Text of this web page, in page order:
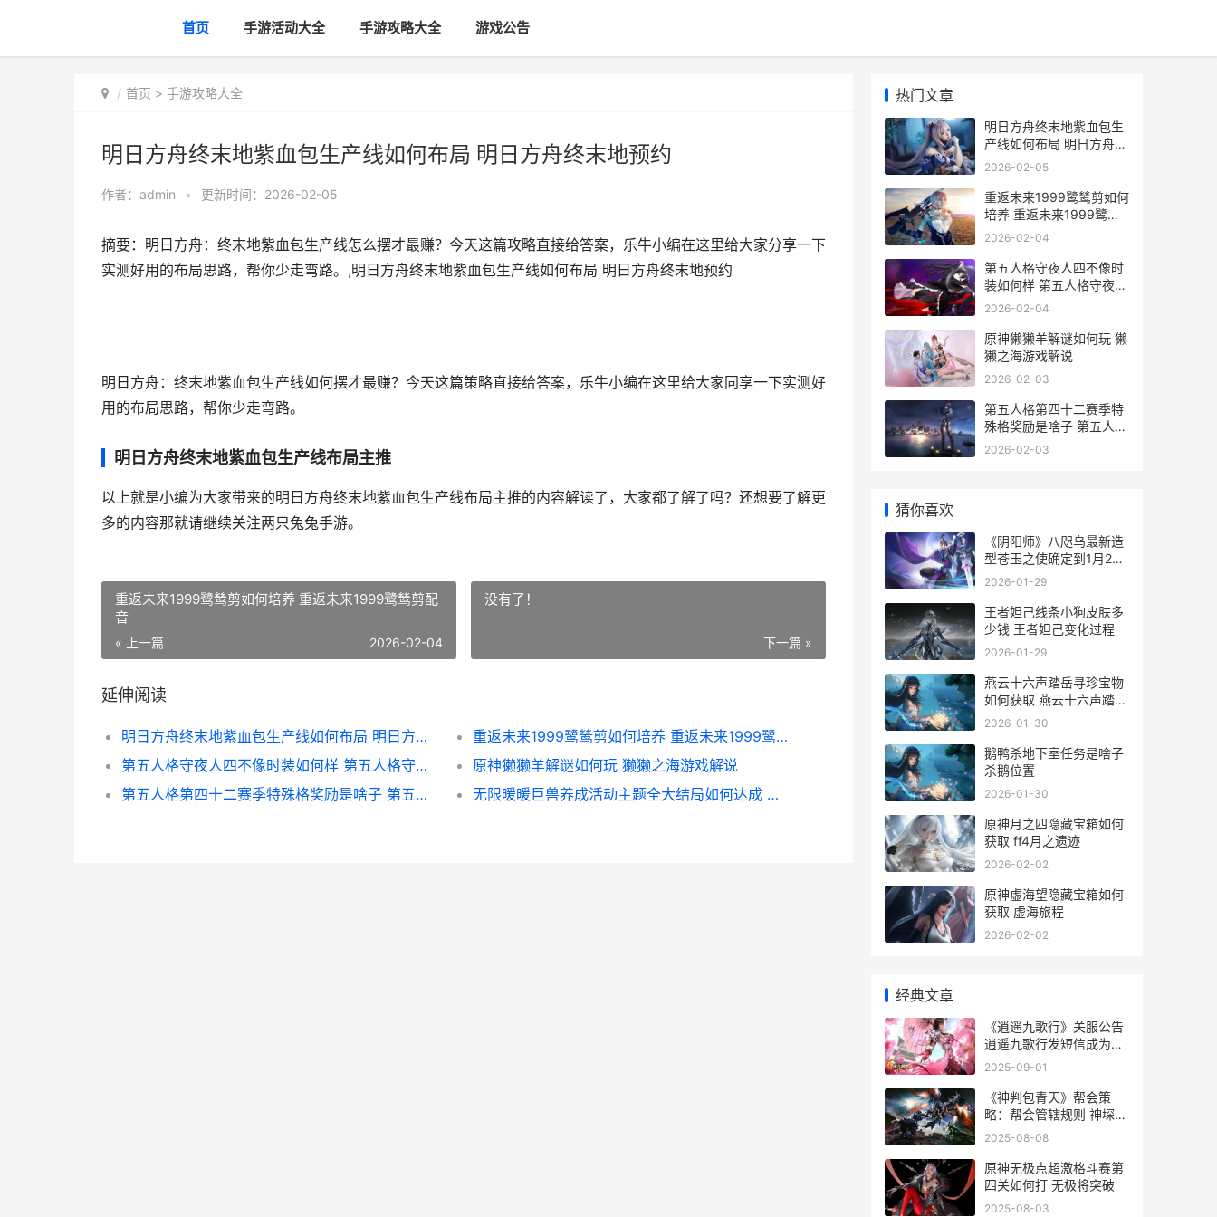
首页 手游活动大全 手游攻略大全 游戏公告
首页 > 手游攻略大全
明日方舟终末地紫血包生产线如何布局 明日方舟终末地预约
作者： admin • 更新时间：2026-02-05
摘要：明日方舟：终末地紫血包生产线怎么摆才最赚？今天这篇攻略直接给答案，乐牛小编在这里给大家分享一下
实测好用的布局思路，帮你少走弯路。,明日方舟终末地紫血包生产线如何布局 明日方舟终末地预约
明日方舟：终末地紫血包生产线如何摆才最赚？今天这篇策略直接给答案，乐牛小编在这里给大家同享一下实测好
用的布局思路，帮你少走弯路。
明日方舟终末地紫血包生产线布局主推
以上就是小编为大家带来的明日方舟终末地紫血包生产线布局主推的内容解读了，大家都了解了吗？还想要了解更
多的内容那就请继续关注两只兔兔手游。
重返未来1999鹭鸶剪如何培养 重返未来1999鹭鸶剪配
音
« 上一篇 2026-02-04
没有了！
下一篇 »
延伸阅读
明日方舟终末地紫血包生产线如何布局 明日方舟终末地预约
重返未来1999鹭鸶剪如何培养 重返未来1999鹭鸶剪配音
第五人格守夜人四不像时装如何样 第五人格守夜人是哪国人
原神獭獭羊解谜如何玩 獭獭之海游戏解说
第五人格第四十二赛季特殊格奖励是啥子 第五人格第四十赛季精华皮肤
无限暖暖巨兽养成活动主题全大结局如何达成 无限暖暖巨兽养成活动时间
热门文章
明日方舟终末地紫血包生
产线如何布局 明日方舟终
末地预约
2026-02-05
重返未来1999鹭鸶剪如何
培养 重返未来1999鹭鸶
剪配音
2026-02-04
第五人格守夜人四不像时
装如何样 第五人格守夜人
是哪国人
2026-02-04
原神獭獭羊解谜如何玩 獭
獭之海游戏解说
2026-02-03
第五人格第四十二赛季特
殊格奖励是啥子 第五人格
第四十赛季精华皮肤
2026-02-03
猜你喜欢
《阴阳师》八咫乌最新造
型苍玉之使确定到1月28
日上线 阴阳师八咫镜
2026-01-29
王者妲己线条小狗皮肤多
少钱 王者妲己变化过程
2026-01-29
燕云十六声踏岳寻珍宝物
如何获取 燕云十六声踏岳
寻珍错过了
2026-01-30
鹅鸭杀地下室任务是啥子
杀鹅位置
2026-01-30
原神月之四隐藏宝箱如何
获取 ff4月之遗迹
2026-02-02
原神虚海望隐藏宝箱如何
获取 虚海旅程
2026-02-02
经典文章
《逍遥九歌行》关服公告
逍遥九歌行发短信成为监
督管理员
2025-09-01
《神判包青天》帮会策
略：帮会管辖规则 神堔包
青天
2025-08-08
原神无极点超激格斗赛第
四关如何打 无极将突破
2025-08-03